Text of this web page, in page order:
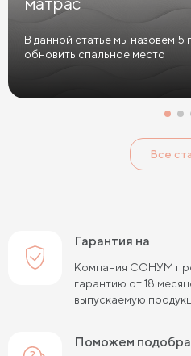
В данной статье мы назовем 5
обновить спальное место
Все
Гарантия на
Компания СОНУМ
гарантию от 18
выпускаемую
Поможем